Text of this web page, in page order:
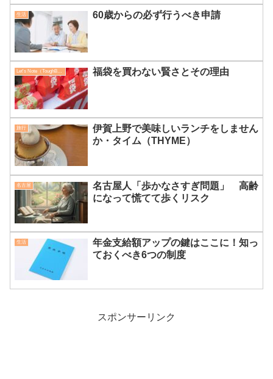
生活 60歳からの必ず行うべき申請
Let's Note（ToughBook） 福袋を買わない賢さとその理由
旅行
伊賀上野で美味しいランチをしません
か・タイム（THYME）
名古屋
名古屋人「歩かなさすぎ問題」 高齢
になって慌てて歩くリスク
生活
年金支給額アップの鍵はここに！知っ
ておくべき6つの制度
スポンサーリンク